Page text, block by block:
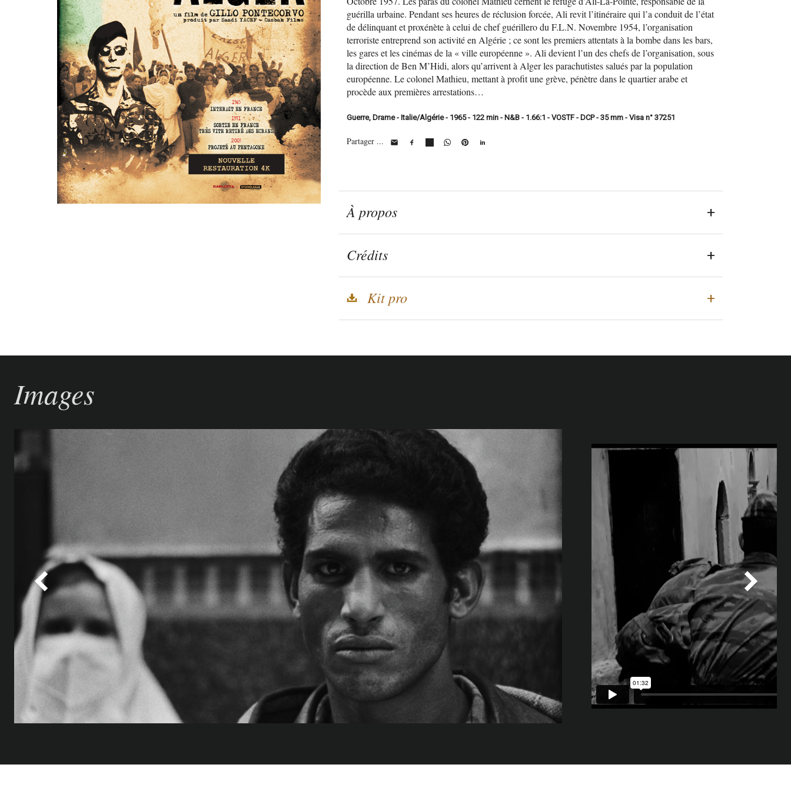
guérilla urbaine. Pendant ses heures de réclusion forcée, Ali revit l’itinéraire qui l’a conduit de l’état
de délinquant et proxénète à celui de chef guérillero du F.L.N. Novembre 1954, l’organisation
terroriste entreprend son activité en Algérie ; ce sont les premiers attentats à la bombe dans les bars,
les gares et les cinémas de la « ville européenne ». Ali devient l’un des chefs de l’organisation, sous
la direction de Ben M’Hidi, alors qu’arrivent à Alger les parachutistes salués par la population
européenne. Le colonel Mathieu, mettant à profit une grève, pénètre dans le quartier arabe et
procède aux premières arrestations…
Guerre, Drame - Italie/Algérie - 1965 - 122 min - N&B - 1.66:1 - VOSTF - DCP - 35 mm - Visa n° 37251
Partager ...
À propos
Crédits
Kit pro
Images